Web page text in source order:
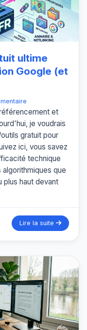
ultime
Google (et
et
je voudrais
gratuit pour
ici, vous savez
technique
que
plus haut devant
Lire la suite